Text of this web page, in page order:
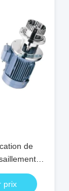
de
prix